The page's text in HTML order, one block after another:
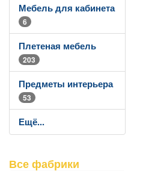
Мебель для кабинета
6
Плетеная мебель
203
Предметы интерьера
53
Ещё...
Все фабрики